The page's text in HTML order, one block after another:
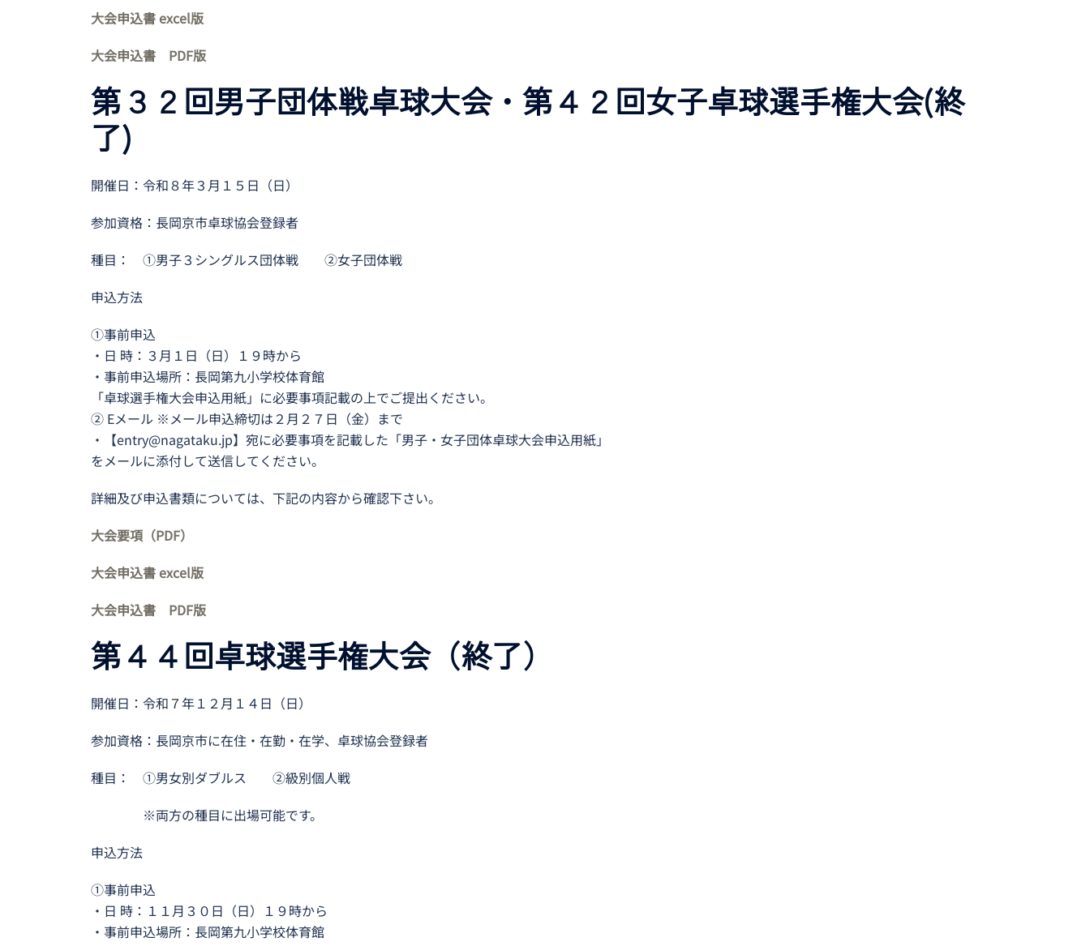
大会申込書 excel版
大会申込書 PDF版
第３２回男子団体戦卓球大会・第４２回女子卓球選手権大会(終
了)
開催日：令和８年３月１５日（日）
参加資格：長岡京市卓球協会登録者
種目： ①男子３シングルス団体戦 ②女子団体戦
申込方法
①事前申込
・日 時：３月１日（日）１９時から
・事前申込場所：長岡第九小学校体育館
「卓球選手権大会申込用紙」に必要事項記載の上でご提出ください。
② Eメール ※メール申込締切は２月２７日（金）まで
・【entry@nagataku.jp】宛に必要事項を記載した「男子・女子団体卓球大会申込用紙」
をメールに添付して送信してください。
詳細及び申込書類については、下記の内容から確認下さい。
大会要項（PDF）
大会申込書 excel版
大会申込書 PDF版
第４４回卓球選手権大会（終了）
開催日：令和７年１２月１４日（日）
参加資格：長岡京市に在住・在勤・在学、卓球協会登録者
種目： ①男女別ダブルス ②級別個人戦
※両方の種目に出場可能です。
申込方法
①事前申込
・日 時：１１月３０日（日）１９時から
・事前申込場所：長岡第九小学校体育館